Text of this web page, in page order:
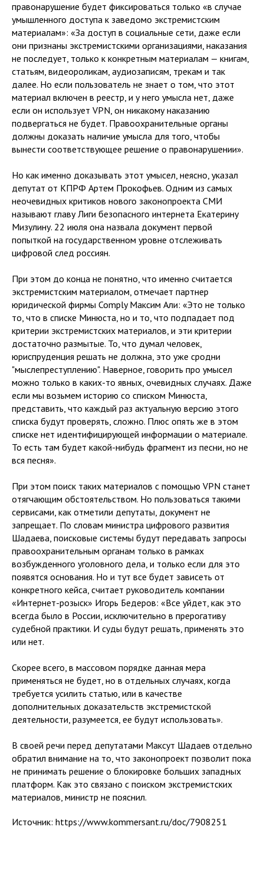
правонарушение будет фиксироваться только «в случае
умышленного доступа к заведомо экстремистским
материалам»: «За доступ в социальные сети, даже если
они признаны экстремистскими организациями, наказания
не последует, только к конкретным материалам — книгам,
статьям, видеороликам, аудиозаписям, трекам и так
далее. Но если пользователь не знает о том, что этот
материал включен в реестр, и у него умысла нет, даже
если он использует VPN, он никакому наказанию
подвергаться не будет. Правоохранительные органы
должны доказать наличие умысла для того, чтобы
вынести соответствующее решение о правонарушении».
Но как именно доказывать этот умысел, неясно, указал
депутат от КПРФ Артем Прокофьев. Одним из самых
неочевидных критиков нового законопроекта СМИ
называют главу Лиги безопасного интернета Екатерину
Мизулину. 22 июля она назвала документ первой
попыткой на государственном уровне отслеживать
цифровой след россиян.
При этом до конца не понятно, что именно считается
экстремистским материалом, отмечает партнер
юридической фирмы Comply Максим Али: «Это не только
то, что в списке Минюста, но и то, что подпадает под
критерии экстремистских материалов, и эти критерии
достаточно размытые. То, что думал человек,
юриспруденция решать не должна, это уже сродни
"мыслепреступлению". Наверное, говорить про умысел
можно только в каких-то явных, очевидных случаях. Даже
если мы возьмем историю со списком Минюста,
представить, что каждый раз актуальную версию этого
списка будут проверять, сложно. Плюс опять же в этом
списке нет идентифицирующей информации о материале.
То есть там будет какой-нибудь фрагмент из песни, но не
вся песня».
При этом поиск таких материалов с помощью VPN станет
отягчающим обстоятельством. Но пользоваться такими
сервисами, как отметили депутаты, документ не
запрещает. По словам министра цифрового развития
Шадаева, поисковые системы будут передавать запросы
правоохранительным органам только в рамках
возбужденного уголовного дела, и только если для это
появятся основания. Но и тут все будет зависеть от
конкретного кейса, считает руководитель компании
«Интернет-розыск» Игорь Бедеров: «Все уйдет, как это
всегда было в России, исключительно в прерогативу
судебной практики. И суды будут решать, применять это
или нет.
Скорее всего, в массовом порядке данная мера
применяться не будет, но в отдельных случаях, когда
требуется усилить статью, или в качестве
дополнительных доказательств экстремистской
деятельности, разумеется, ее будут использовать».
В своей речи перед депутатами Максут Шадаев отдельно
обратил внимание на то, что законопроект позволит пока
не принимать решение о блокировке больших западных
платформ. Как это связано с поиском экстремистских
материалов, министр не пояснил.
Источник: https://www.kommersant.ru/doc/7908251